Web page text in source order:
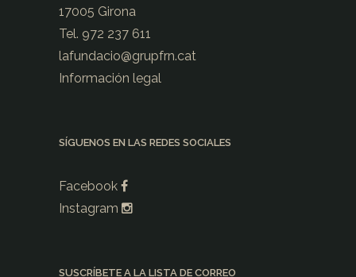
17005 Girona
Tel. 972 237 611
lafundacio@grupfrn.cat
Información legal
SÍGUENOS EN LAS REDES SOCIALES
Facebook
Instagram
SUSCRÍBETE A LA LISTA DE CORREO